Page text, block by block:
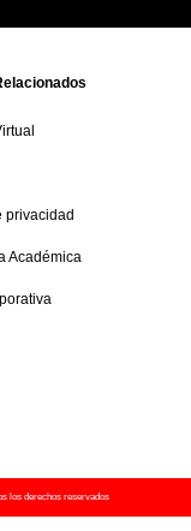
privacidad
Académica
los derechos reservados